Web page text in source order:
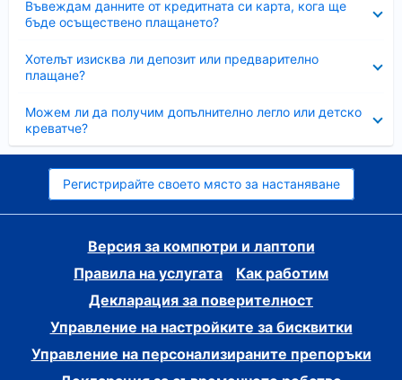
Въвеждам данните от кредитната си карта, кога ще
бъде осъществено плащането?
Хотелът изисква ли депозит или предварително
плащане?
Можем ли да получим допълнително легло или детско
креватче?
Регистрирайте своето място за настаняване
Версия за компютри и лаптопи
Правила на услугата
Как работим
Декларация за поверителност
Управление на настройките за бисквитки
Управление на персонализираните препоръки